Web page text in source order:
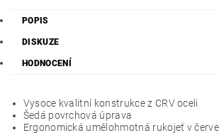
POPIS
DISKUZE
HODNOCENÍ
Vysoce kvalitní konstrukce z CRV oceli
Šedá povrchová úprava
Ergonomická umělohmotná rukojeť v